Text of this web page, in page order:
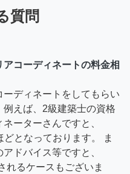
質問
コーディネートの料金相
ディネートをしてもらい
えば、2級建築士の資格
ーターさんですと、
となっております。 ま
ドバイス等ですと、
れるケースもございま